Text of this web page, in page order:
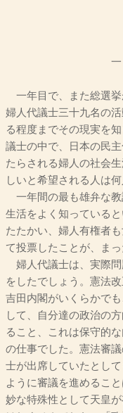
一
一年目で、また総選挙
婦人代議士三十九名の
る程度までその現実を
議士の中で、日本の民
たらされる婦人の社会
しいと希望される人は何
一年間の最も雄弁な教
生活をよく知っている
たたかい、婦人有権者
て投票したことが、ま
婦人代議士は、実際問
をしたでしょう。憲法
吉田内閣がいくらかで
して、自分達の政治の
ること、これは保守的
の仕事でした。憲法審
士が出席していたとし
ように審議を進めるこ
妙な特殊性として天皇